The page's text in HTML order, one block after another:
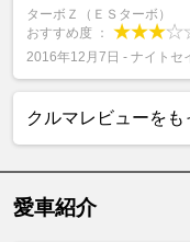
ターボＺ（ＥＳターボ）
おすすめ度 ：
2016年12月7日 - ナイトセ
クルマレビューをも
愛車紹介